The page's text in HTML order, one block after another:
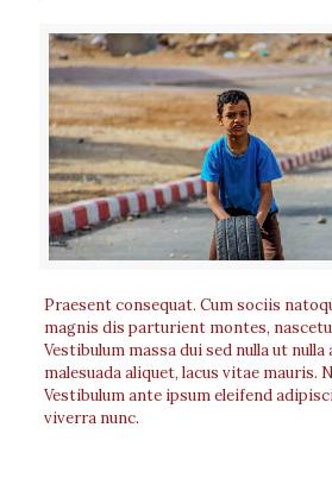
Praesent consequat. Cum sociis
magnis dis parturient montes,
Vestibulum massa dui sed nulla ut nulla
malesuada aliquet, lacus vitae mauris.
Vestibulum ante ipsum eleifend
viverra nunc.